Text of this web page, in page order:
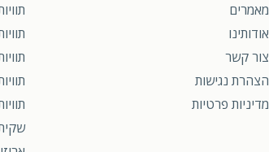
מאמרים
אודותינו
צור קשר
הצהרת נגישות
מדיניות פרטיות